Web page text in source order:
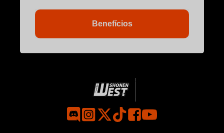
Benefícios